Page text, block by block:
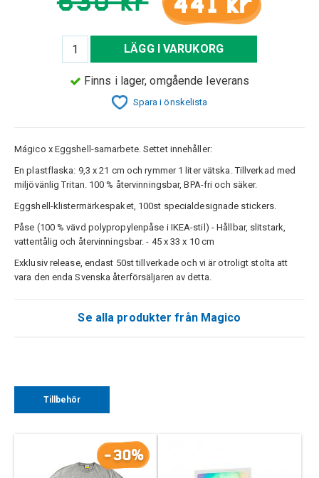
LÄGG I VARUKORG
Finns i lager, omgående leverans
Spara i önskelista
Mágico x Eggshell-samarbete. Settet innehåller:
En plastflaska: 9,3 x 21 cm och rymmer 1 liter vätska. Tillverkad med
miljövänlig Tritan. 100 % återvinningsbar, BPA-fri och säker.
Eggshell-klistermärkespaket, 100st specialdesignade stickers.
Påse (100 % vävd polypropylenpåse i IKEA-stil) - Hållbar, slitstark,
vattentålig och återvinningsbar. - 45 x 33 x 10 cm
Exklusiv release, endast 50st tillverkade och vi är otroligt stolta att
vara den enda Svenska återförsäljaren av detta.
Se alla produkter från Magico
Tillbehör
-30%